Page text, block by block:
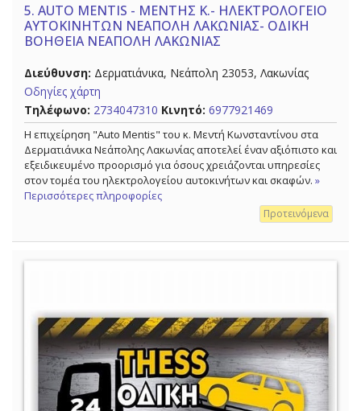
5. AUTO MENTIS - ΜΕΝΤΗΣ Κ.- ΗΛΕΚΤΡΟΛΟΓΕΙΟ
ΑΥΤΟΚΙΝΗΤΩΝ ΝΕΑΠΟΛΗ ΛΑΚΩΝΙΑΣ- ΟΔΙΚΗ
ΒΟΗΘΕΙΑ ΝΕΑΠΟΛΗ ΛΑΚΩΝΙΑΣ
Διεύθυνση: Δερματιάνικα, Νεάπολη 23053, Λακωνίας
Οδηγίες χάρτη
Τηλέφωνο: 2734047310 Κινητό: 6977921469
Η επιχείρηση "Auto Mentis" του κ. Μεντή Κωνσταντίνου στα
Δερματιάνικα Νεάπολης Λακωνίας αποτελεί έναν αξιόπιστο και
εξειδικευμένο προορισμό για όσους χρειάζονται υπηρεσίες
στον τομέα του ηλεκτρολογείου αυτοκινήτων και σκαφών. »
Περισσότερες πληροφορίες
Προτεινόμενα